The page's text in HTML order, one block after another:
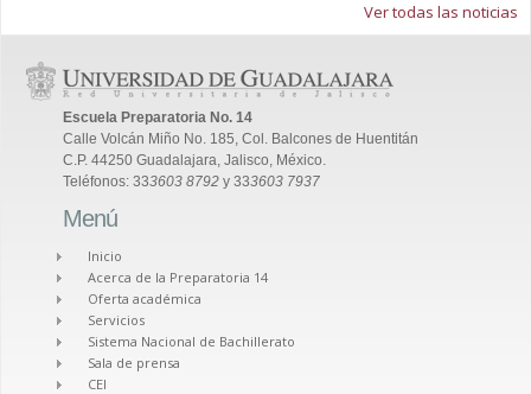
Ver todas las noticias
Escuela Preparatoria No. 14
Calle Volcán Miño No. 185, Col. Balcones de Huentitán
C.P. 44250 Guadalajara, Jalisco, México.
Teléfonos: 333603 8792 y 333603 7937
Menú
Inicio
Acerca de la Preparatoria 14
Oferta académica
Servicios
Sistema Nacional de Bachillerato
Sala de prensa
CEI